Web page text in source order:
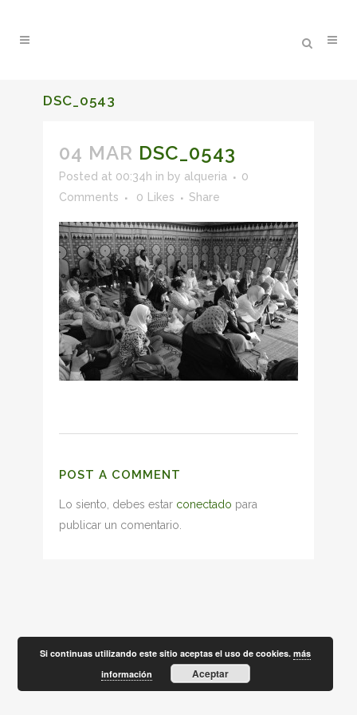
DSC_0543
04 MAR DSC_0543
Posted at 00:34h in by alqueria
0
Comments
0 Likes Share
POST A COMMENT
Lo siento, debes estar conectado para
publicar un comentario.
Si continuas utilizando este sitio aceptas el uso de cookies.más
información
Aceptar